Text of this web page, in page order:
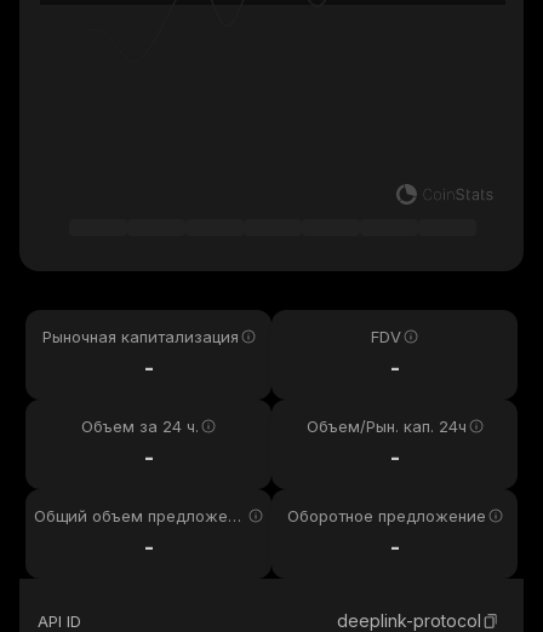
Рыночная капитализация
-
FDV
-
Объем за 24 ч.
-
Объем/Рын. кап. 24ч
-
Общий объем предложени
-
Оборотное предложение
-
API ID deeplink-protocol